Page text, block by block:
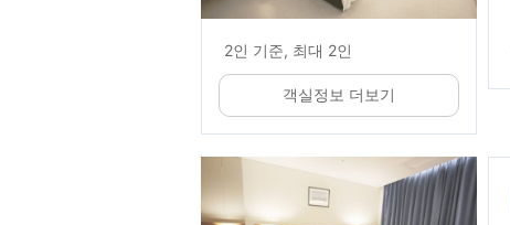
2인 기준, 최대 2인
객실정보 더보기